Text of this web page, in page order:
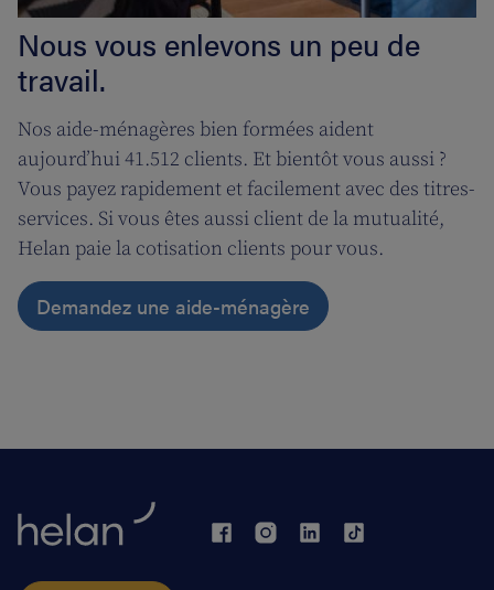
Nous vous enlevons un peu de
travail.
Nos aide-ménagères bien formées aident
aujourd’hui 41.512 clients. Et bientôt vous aussi ?
Vous payez rapidement et facilement avec des titres-
services. Si vous êtes aussi client de la mutualité,
Helan paie la cotisation clients pour vous.
Demandez une aide-ménagère